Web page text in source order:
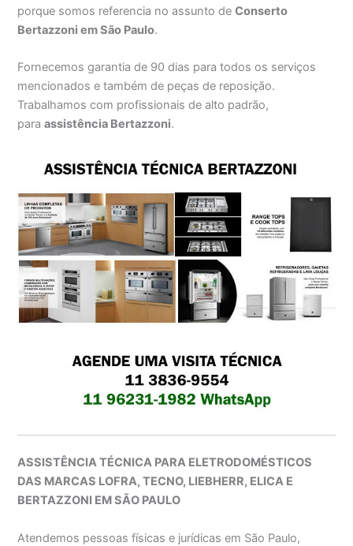
porque somos referencia no assunto deConserto
Bertazzoni em São Paulo.
Fornecemos garantia de 90 dias para todos os serviços
mencionados e também de peças de reposição.
Trabalhamos com profissionais de alto padrão,
paraassistência Bertazzoni.
ASSISTÊNCIA TÉCNICA PARA ELETRODOMÉSTICOS
DAS MARCAS LOFRA, TECNO, LIEBHERR, ELICA E
BERTAZZONI EM SÃO PAULO
Atendemos pessoas físicas e jurídicas em São Paulo,